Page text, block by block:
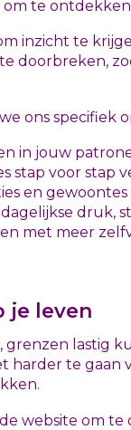
te
inzicht te
doorbreken,
ons specifiek
in jouw
stap voor stap
en
druk,
met meer
je leven
lastig
harder te
website om